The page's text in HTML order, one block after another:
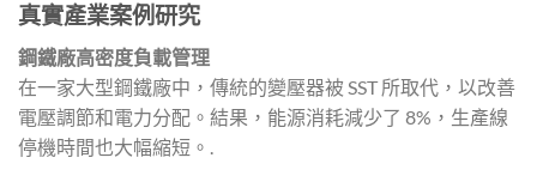
真實產業案例研究
鋼鐵廠高密度負載管理
在一家大型鋼鐵廠中，傳統的變壓器被 SST 所取代，以改善
電壓調節和電力分配。結果，能源消耗減少了 8%，生產線
停機時間也大幅縮短。.